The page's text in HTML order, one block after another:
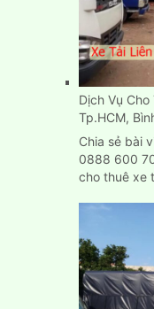
chuyển
nhà
ở
đâu
TPHCM?
Dịch Vụ Cho
Tp.HCM,
Chia sẻ bài
0888 600
cho thuê xe